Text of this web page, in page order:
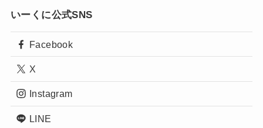
いーくに公式SNS
Facebook
X
Instagram
LINE